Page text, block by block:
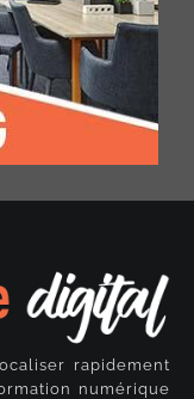
rapidement
numérique